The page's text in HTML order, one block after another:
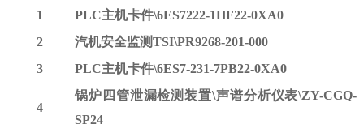
1
PLC主机卡件\6ES7222-1HF22-0XA0
2
汽机安全监测TSI\PR9268-201-000
3
PLC主机卡件\6ES7-231-7PB22-0XA0
4
锅炉四管泄漏检测装置\声谱分析仪表\ZY-CGQ-
SP24